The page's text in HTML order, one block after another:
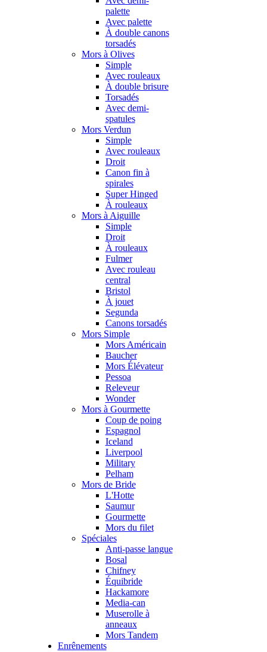
palette
Avec palette
À double canons
torsadés
Mors à Olives
Simple
Avec rouleaux
À double brisure
Torsadés
Avec demi-
spatules
Mors Verdun
Simple
Avec rouleaux
Droit
Canon fin à
spirales
Super Hinged
À rouleaux
Mors à Aiguille
Simple
Droit
À rouleaux
Fulmer
Avec rouleau
central
Bristol
À jouet
Segunda
Canons torsadés
Mors Simple
Mors Américain
Baucher
Mors Élévateur
Pessoa
Releveur
Wonder
Mors à Gourmette
Coup de poing
Espagnol
Iceland
Liverpool
Military
Pelham
Mors de Bride
L'Hotte
Saumur
Gourmette
Mors du filet
Spéciales
Anti-passe langue
Bosal
Chifney
Équibride
Hackamore
Media-can
Muserolle à
anneaux
Mors Tandem
Enrênements